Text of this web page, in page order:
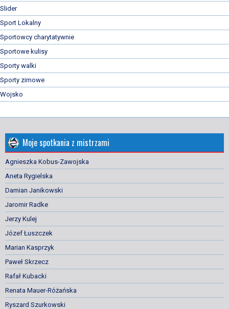
Slider
Sport Lokalny
Sportowcy charytatywnie
Sportowe kulisy
Sporty walki
Sporty zimowe
Wojsko
Moje spotkania z mistrzami
Agnieszka Kobus-Zawojska
Aneta Rygielska
Damian Janikowski
Jaromir Radke
Jerzy Kulej
Józef Łuszczek
Marian Kasprzyk
Paweł Skrzecz
Rafał Kubacki
Renata Mauer-Różańska
Ryszard Szurkowski